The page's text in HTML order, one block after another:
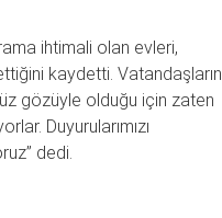
ihtimali olan evleri,
kaydetti. Vatandaşların
gözüyle olduğu için zaten
Duyurularımızı
dedi.